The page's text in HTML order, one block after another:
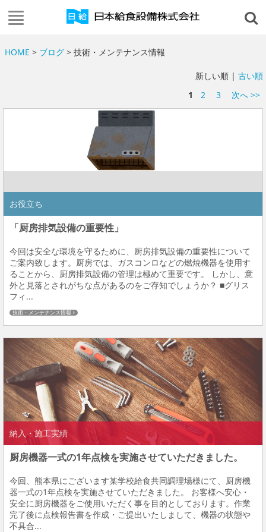
HOME > ブログ> 技術・メンテナンス情報
新しい順 | 古い順
1
2 3 次へ >>
お役立ち
「厨房排気設備の重要性」
今回は安全な環境を守るために、厨房排気設備の重要性について
ご案内致します。厨房では、ガスコンロなどの燃焼機器を使用す
ることから、厨房排気設備の管理は極めて重要です。 しかし、意
外と見落とされがちな点があるのをご存知でしょうか？ ■グリス
フィ...
技術・メンテナンス情報
納入・施工実績
厨房機器一式の1年点検を実施させていただきました。
今回、熊本県にございます某学校給食共同調理場様にて、厨房機
器一式の1年点検を実施させていただきました。 お客様へ安心・
安全に厨房機器をご使用いただく事を目的としております。作業
完了後に点検報告書を作成・ご提出いたしまして、機器の状態や
不具合...